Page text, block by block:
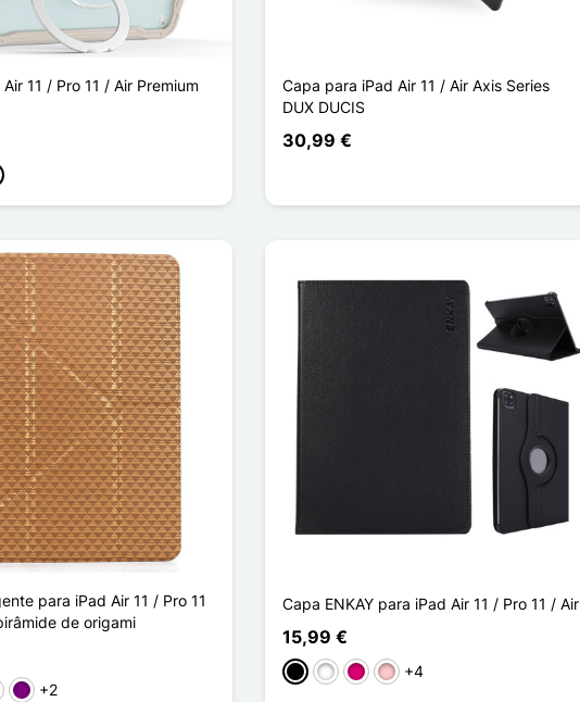
11 / Pro 11 / Air Premium
Capa para iPad Air 11 / Air Axis Series
DUX DUCIS
30,99 €
para iPad Air 11 / Pro 11
de origami
Púrpura
+2
Capa ENKAY para iPad Air 11 / Pro 11 / Air
15,99 €
PretoBrancoMagenta
Rosa+4